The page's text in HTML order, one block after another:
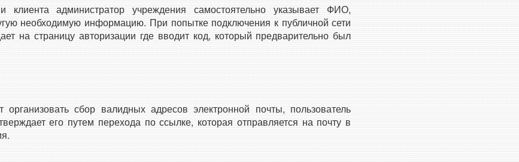
клиента администратор учреждения самостоятельно указывает ФИО,
необходимую информацию. При попытке подключения к публичной сети
на страницу авторизации где вводит код, который предварительно был
организовать сбор валидных адресов электронной почты, пользователь
его путем перехода по ссылке, которая отправляется на почту в